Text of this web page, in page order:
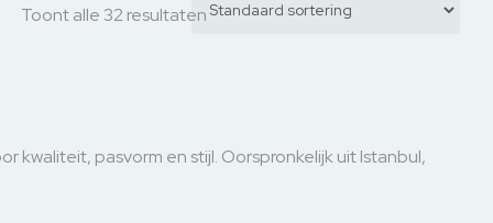
Riemen
Armbanden
Lofty Manner
LTB
Cup of Joe heren
Casa Moda
Toont alle 32 resultaten
kwaliteit, pasvorm en stijl. Oorspronkelijk uit Istanbul,